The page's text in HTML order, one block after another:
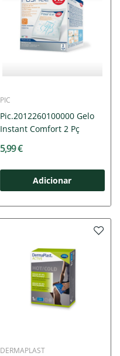
PIC
Pic.2012260100000 Gelo
Instant Comfort 2 Pç
5,99 €
Adicionar
DERMAPLAST